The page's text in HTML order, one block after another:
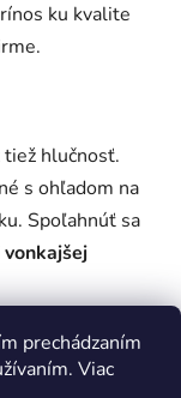
prechádzaním
Viac
ku kvalite
hlučnosť.
s ohľadom na
Spoľahnúť sa